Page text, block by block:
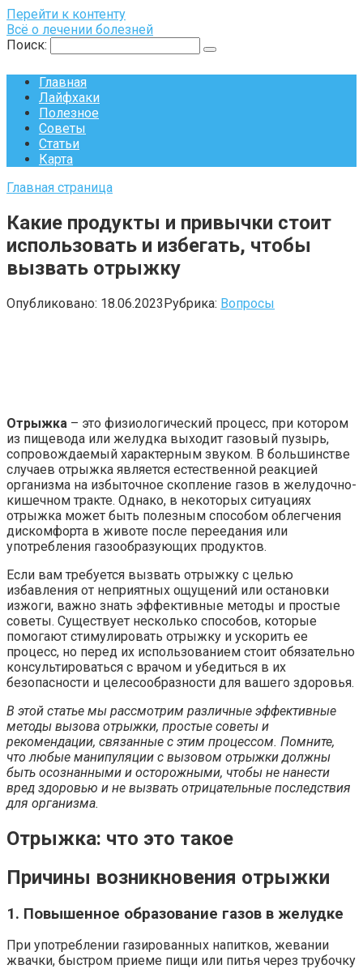
Перейти к контенту
Всё о лечении болезней
Поиск:
Главная
Лайфхаки
Полезное
Советы
Статьи
Карта
Главная страница
Какие продукты и привычки стоит
использовать и избегать, чтобы
вызвать отрыжку
Опубликовано: 18.06.2023Рубрика: Вопросы
Отрыжка – это физиологический процесс, при котором
из пищевода или желудка выходит газовый пузырь,
сопровождаемый характерным звуком. В большинстве
случаев отрыжка является естественной реакцией
организма на избыточное скопление газов в желудочно-
кишечном тракте. Однако, в некоторых ситуациях
отрыжка может быть полезным способом облегчения
дискомфорта в животе после переедания или
употребления газообразующих продуктов.
Если вам требуется вызвать отрыжку с целью
избавления от неприятных ощущений или остановки
изжоги, важно знать эффективные методы и простые
советы. Существует несколько способов, которые
помогают стимулировать отрыжку и ускорить ее
процесс, но перед их использованием стоит обязательно
консультироваться с врачом и убедиться в их
безопасности и целесообразности для вашего здоровья.
В этой статье мы рассмотрим различные эффективные
методы вызова отрыжки, простые советы и
рекомендации, связанные с этим процессом. Помните,
что любые манипуляции с вызовом отрыжки должны
быть осознанными и осторожными, чтобы не нанести
вред здоровью и не вызвать отрицательные последствия
для организма.
Отрыжка: что это такое
Причины возникновения отрыжки
1. Повышенное образование газов в желудке
При употреблении газированных напитков, жевании
жвачки, быстром приеме пищи или питья через трубочку